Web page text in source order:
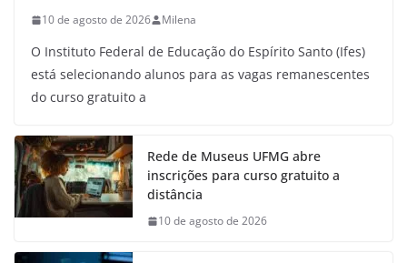
10 de agosto de 2026 Milena
O Instituto Federal de Educação do Espírito Santo (Ifes)
está selecionando alunos para as vagas remanescentes
do curso gratuito a
Rede de Museus UFMG abre
inscrições para curso gratuito a
distância
10 de agosto de 2026